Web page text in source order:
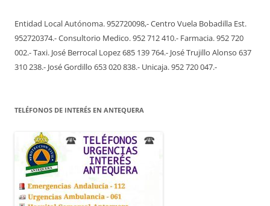
Entidad Local Autónoma. 952720098,- Centro Vuela Bobadilla Est.
952720374.- Consultorio Medico. 952 712 410.- Farmacia. 952 720
002.- Taxi. José Berrocal Lopez 685 139 764.- José Trujillo Alonso 637
310 238.- José Gordillo 653 020 838.- Unicaja. 952 720 047.-
TELÉFONOS DE INTERÉS EN ANTEQUERA